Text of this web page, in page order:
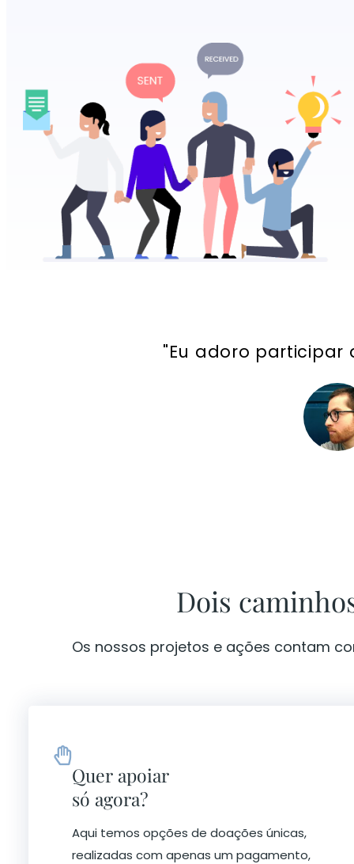
"Eu adoro participar
Dois
Os nossos projetos e ações contam
Quer apoiar
só agora?
Aqui temos opções de doações únicas,
realizadas com apenas um pagamento,